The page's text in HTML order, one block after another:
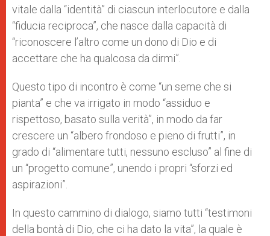
vitale dalla “identità” di ciascun interlocutore e dalla
“fiducia reciproca”, che nasce dalla capacità di
“riconoscere l’altro come un dono di Dio e di
accettare che ha qualcosa da dirmi”.
Questo tipo di incontro è come “un seme che si
pianta” e che va irrigato in modo “assiduo e
rispettoso, basato sulla verità”, in modo da far
crescere un “albero frondoso e pieno di frutti”, in
grado di “alimentare tutti, nessuno escluso” al fine di
un “progetto comune”, unendo i propri “sforzi ed
aspirazioni”.
In questo cammino di dialogo, siamo tutti “testimoni
della bontà di Dio, che ci ha dato la vita”, la quale è